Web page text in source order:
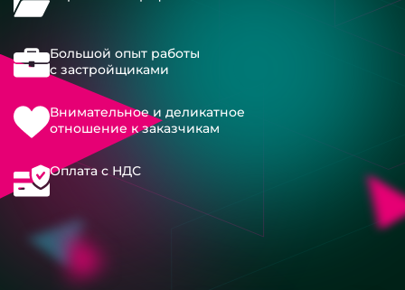
Большой опыт работы
с застройщиками
Внимательное и деликатное
отношение к заказчикам
Оплата с НДС